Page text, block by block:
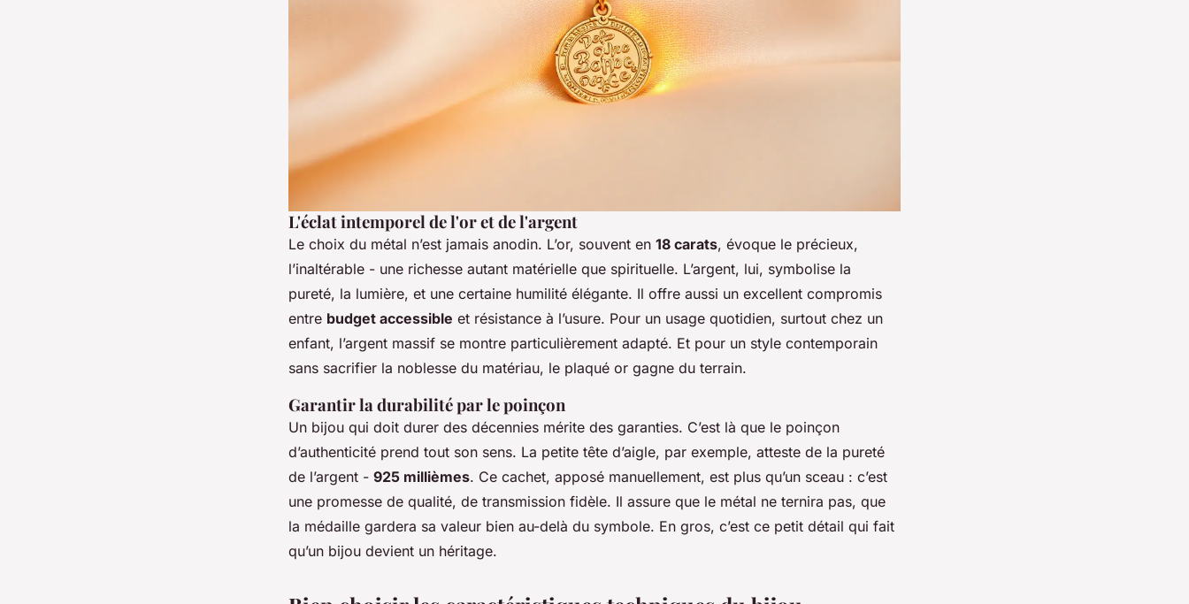
L'éclat intemporel de l'or et de l'argent
Le choix du métal n’est jamais anodin. L’or, souvent en 18 carats, évoque le précieux,
l’inaltérable - une richesse autant matérielle que spirituelle. L’argent, lui, symbolise la
pureté, la lumière, et une certaine humilité élégante. Il offre aussi un excellent compromis
entre budget accessible et résistance à l’usure. Pour un usage quotidien, surtout chez un
enfant, l’argent massif se montre particulièrement adapté. Et pour un style contemporain
sans sacrifier la noblesse du matériau, le plaqué or gagne du terrain.
Garantir la durabilité par le poinçon
Un bijou qui doit durer des décennies mérite des garanties. C’est là que le poinçon
d’authenticité prend tout son sens. La petite tête d’aigle, par exemple, atteste de la pureté
de l’argent - 925 millièmes. Ce cachet, apposé manuellement, est plus qu’un sceau : c’est
une promesse de qualité, de transmission fidèle. Il assure que le métal ne ternira pas, que
la médaille gardera sa valeur bien au-delà du symbole. En gros, c’est ce petit détail qui fait
qu’un bijou devient un héritage.